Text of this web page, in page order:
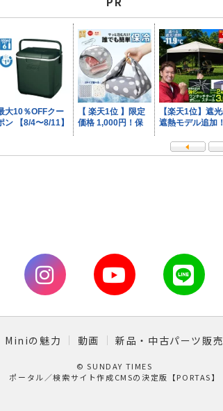
Miniの魅力 動画 新品・中古パーツ販売
© SUNDAY TIMES
ポータル／検索サイト作成CMSの決定版【PORTAS】